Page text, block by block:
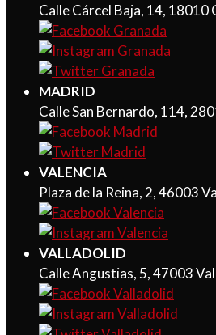
Calle Cárcel Baja, 14, 18010
MADRID
Calle San Bernardo, 114,
VALENCIA
Plaza de la Reina, 2, 46003
VALLADOLID
Calle Angustias, 5, 47003